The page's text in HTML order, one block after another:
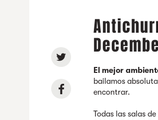
El mejor
bailamos
encontrar.
Todas las salas